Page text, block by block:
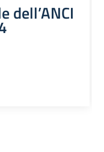
dell’ANCI